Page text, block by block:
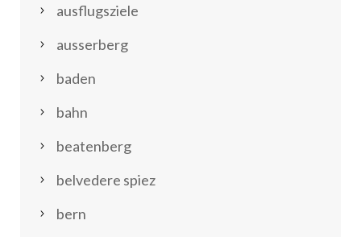
ausflugsziele
ausserberg
baden
bahn
beatenberg
belvedere spiez
bern